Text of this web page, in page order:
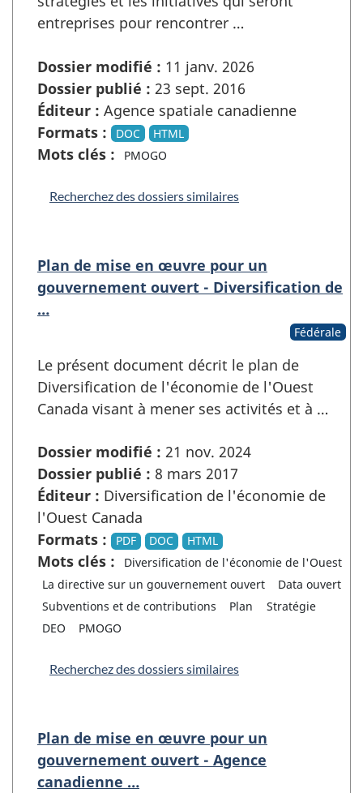
entreprises pour rencontrer …
Dossier modifié : 11 janv. 2026
Dossier publié : 23 sept. 2016
Éditeur : Agence spatiale canadienne
Formats :
DOC HTML
Mots clés : PMOGO
Recherchez des dossiers similaires
Plan de mise en œuvre pour un
gouvernement ouvert - Diversification de
…
Fédérale
Le présent document décrit le plan de
Diversification de l'économie de l'Ouest
Canada visant à mener ses activités et à …
Dossier modifié : 21 nov. 2024
Dossier publié : 8 mars 2017
Éditeur : Diversification de l'économie de
l'Ouest Canada
Formats :
PDF DOC HTML
Mots clés :
Diversification de l'économie de l'Ouest
La directive sur un gouvernement ouvert
Data ouvert
Subventions et de contributions
Plan
Stratégie
DEO
PMOGO
Recherchez des dossiers similaires
Plan de mise en œuvre pour un
gouvernement ouvert - Agence
canadienne …